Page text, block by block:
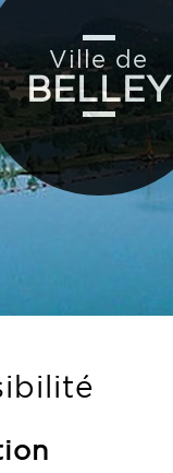
Ville de
BELLEY